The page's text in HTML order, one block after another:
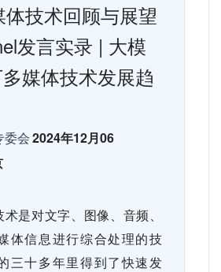
体技术回顾与展望
发言实录 | 大模
媒体技术发展趋
委会2024年12月06
是对文字、图像、音频、
体信息进行综合处理的技
三十多年里得到了快速发